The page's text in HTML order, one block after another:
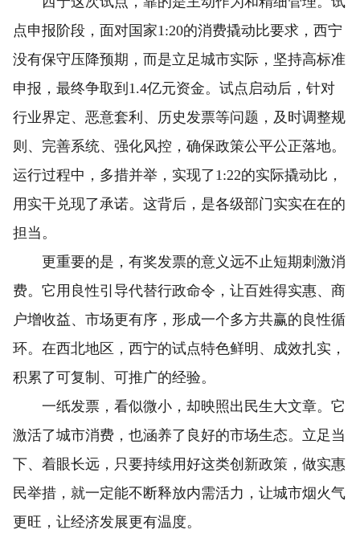
点申报阶段，面对国家1:20的消费撬动比要求，西宁
没有保守压降预期，而是立足城市实际，坚持高标准
申报，最终争取到1.4亿元资金。试点启动后，针对
行业界定、恶意套利、历史发票等问题，及时调整规
则、完善系统、强化风控，确保政策公平公正落地。
运行过程中，多措并举，实现了1:22的实际撬动比，
用实干兑现了承诺。这背后，是各级部门实实在在的
担当。
更重要的是，有奖发票的意义远不止短期刺激消
费。它用良性引导代替行政命令，让百姓得实惠、商
户增收益、市场更有序，形成一个多方共赢的良性循
环。在西北地区，西宁的试点特色鲜明、成效扎实，
积累了可复制、可推广的经验。
一纸发票，看似微小，却映照出民生大文章。它
激活了城市消费，也涵养了良好的市场生态。立足当
下、着眼长远，只要持续用好这类创新政策，做实惠
民举措，就一定能不断释放内需活力，让城市烟火气
更旺，让经济发展更有温度。